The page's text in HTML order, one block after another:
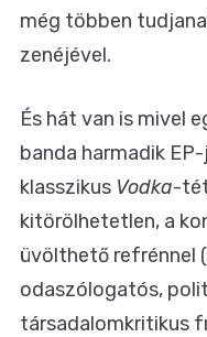
még többen
zenéjével.
És hát van is mivel
banda harmadik
klasszikus Vodka-
kitörölhetetlen, a
üvölthető refrénnel (
odaszólogatós,
társadalomkritikus